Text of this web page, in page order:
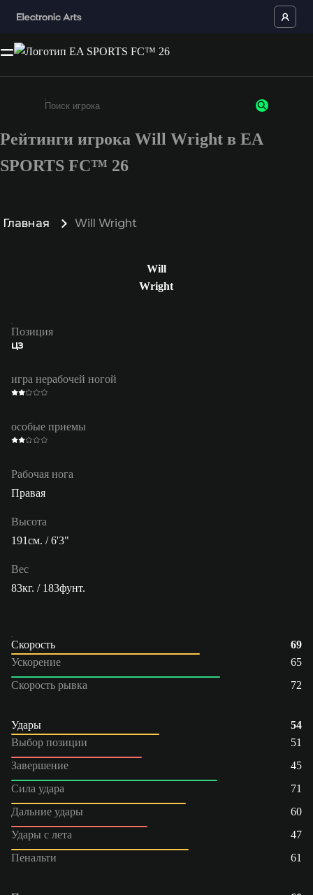
Введите не менее 3 символов или цифр
Рейтинги игрока Will Wright в EA
SPORTS FC™ 26
Главная Will Wright
Will
Wright
Позиция
ЦЗ
игра нерабочей ногой
особые приемы
Рабочая нога
Правая
Высота
191см. / 6'3"
Вес
83кг. / 183фунт.
Скорость
69
Ускорение
65
Скорость рывка
72
Удары
54
Выбор позиции
51
Завершение
45
Сила удара
71
Дальние удары
60
Удары с лета
47
Пенальти
61